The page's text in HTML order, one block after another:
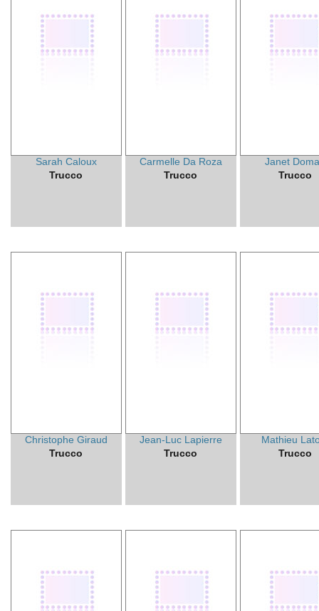
Sarah Caloux
Trucco
Carmelle Da Roza
Trucco
Janet
Trucco
Christophe Giraud
Trucco
Jean-Luc Lapierre
Trucco
Mathieu
Trucco